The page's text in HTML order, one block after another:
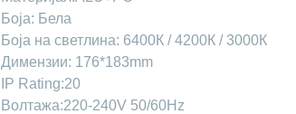
Боја: Бела
Боја на светлина: 6400К / 4200К / 3000К
Димензии: 176*183mm
IP Rating:20
Волтажа:220-240V 50/60Hz